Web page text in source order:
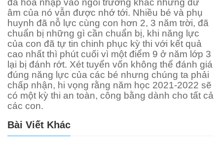
đã hòa nhập vào ngôi trường khác nhưng dư
âm của nó vẫn được nhớ tới. Nhiều bé và phụ
huynh đã nỗ lực cùng con hơn 2, 3 năm trời, đã
chuẩn bị những gì cần chuẩn bị, khi năng lực
của con đã tự tin chinh phục kỳ thi với kết quả
cao nhất thì phút cuối vì một điểm 9 ở năm lớp 3
lại bị đánh rớt. Xét tuyển vốn không thể đánh giá
đúng năng lực của các bé nhưng chúng ta phải
chấp nhận, hi vọng rằng năm học 2021-2022 sẽ
có một kỳ thi an toàn, công bằng dành cho tất cả
các con.
Bài Viết Khác